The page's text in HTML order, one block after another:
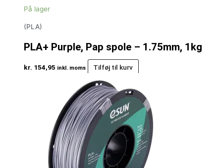
På lager
(PLA)
PLA+ Purple, Pap spole – 1.75mm, 1kg
kr. 154,95 inkl. moms Tilføj til kurv